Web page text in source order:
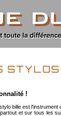
!
bille est
et sur tous les